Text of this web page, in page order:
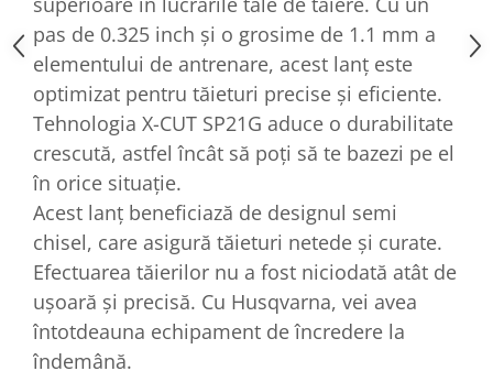
pas de 0.325 inch și o grosime de 1.1 mm a
elementului de antrenare, acest lanț este
optimizat pentru tăieturi precise și eficiente.
Tehnologia X-CUT SP21G aduce o durabilitate
crescută, astfel încât să poți să te bazezi pe el
în orice situație.
Acest lanț beneficiază de designul semi
chisel, care asigură tăieturi netede și curate.
Efectuarea tăierilor nu a fost niciodată atât de
ușoară și precisă. Cu Husqvarna, vei avea
întotdeauna echipament de încredere la
îndemână.